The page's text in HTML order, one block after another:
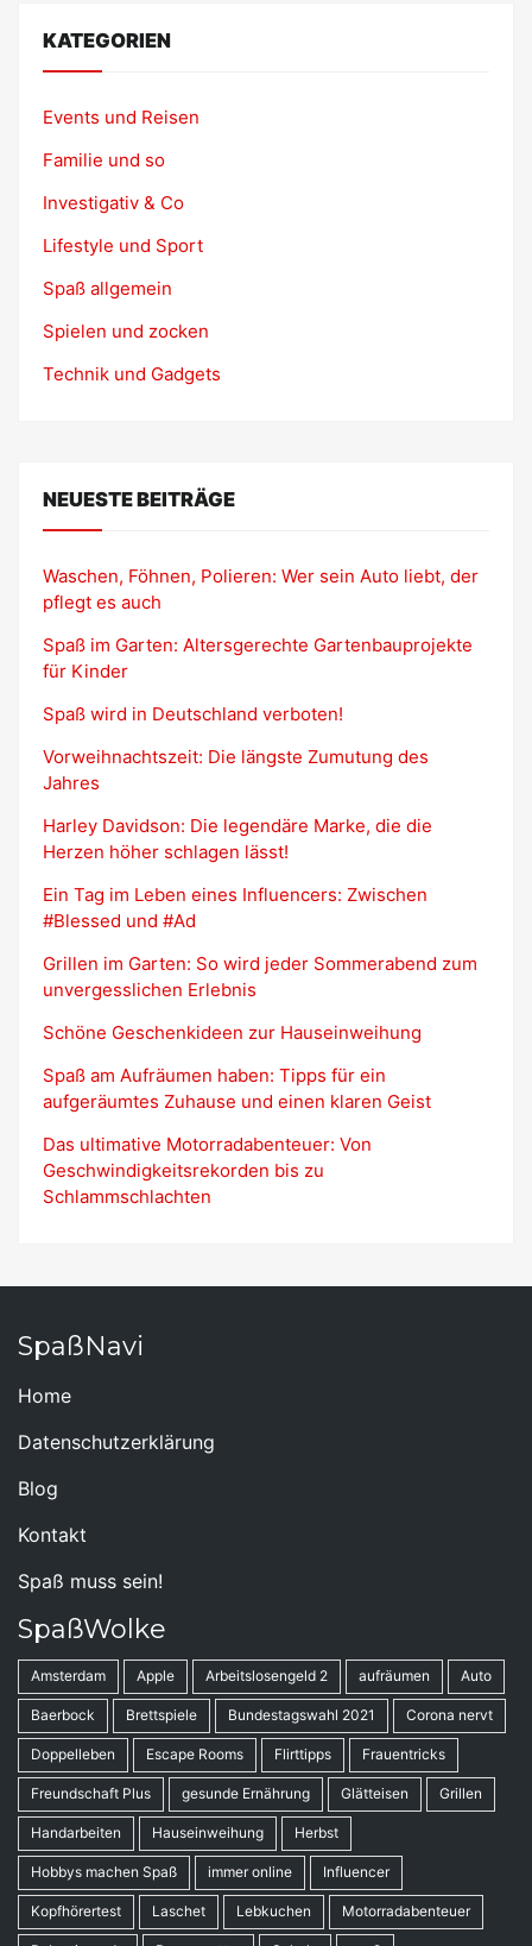
KATEGORIEN
Events und Reisen
Familie und so
Investigativ & Co
Lifestyle und Sport
Spaß allgemein
Spielen und zocken
Technik und Gadgets
NEUESTE BEITRÄGE
Waschen, Föhnen, Polieren: Wer sein Auto liebt, der
pflegt es auch
Spaß im Garten: Altersgerechte Gartenbauprojekte
für Kinder
Spaß wird in Deutschland verboten!
Vorweihnachtszeit: Die längste Zumutung des
Jahres
Harley Davidson: Die legendäre Marke, die die
Herzen höher schlagen lässt!
Ein Tag im Leben eines Influencers: Zwischen
#Blessed und #Ad
Grillen im Garten: So wird jeder Sommerabend zum
unvergesslichen Erlebnis
Schöne Geschenkideen zur Hauseinweihung
Spaß am Aufräumen haben: Tipps für ein
aufgeräumtes Zuhause und einen klaren Geist
Das ultimative Motorradabenteuer: Von
Geschwindigkeitsrekorden bis zu
Schlammschlachten
SpaßNavi
Home
Datenschutzerklärung
Blog
Kontakt
Spaß muss sein!
SpaßWolke
Amsterdam Apple Arbeitslosengeld 2 aufräumen Auto
Baerbock Brettspiele Bundestagswahl 2021 Corona nervt
Doppelleben Escape Rooms Flirttipps Frauentricks
Freundschaft Plus gesunde Ernährung Glätteisen Grillen
Handarbeiten Hauseinweihung Herbst
Hobbys machen Spaß immer online Influencer
Kopfhörertest Laschet Lebkuchen Motorradabenteuer